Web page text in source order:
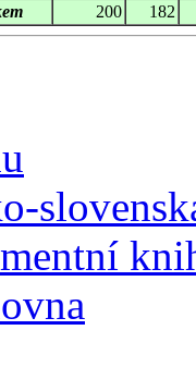
200 182